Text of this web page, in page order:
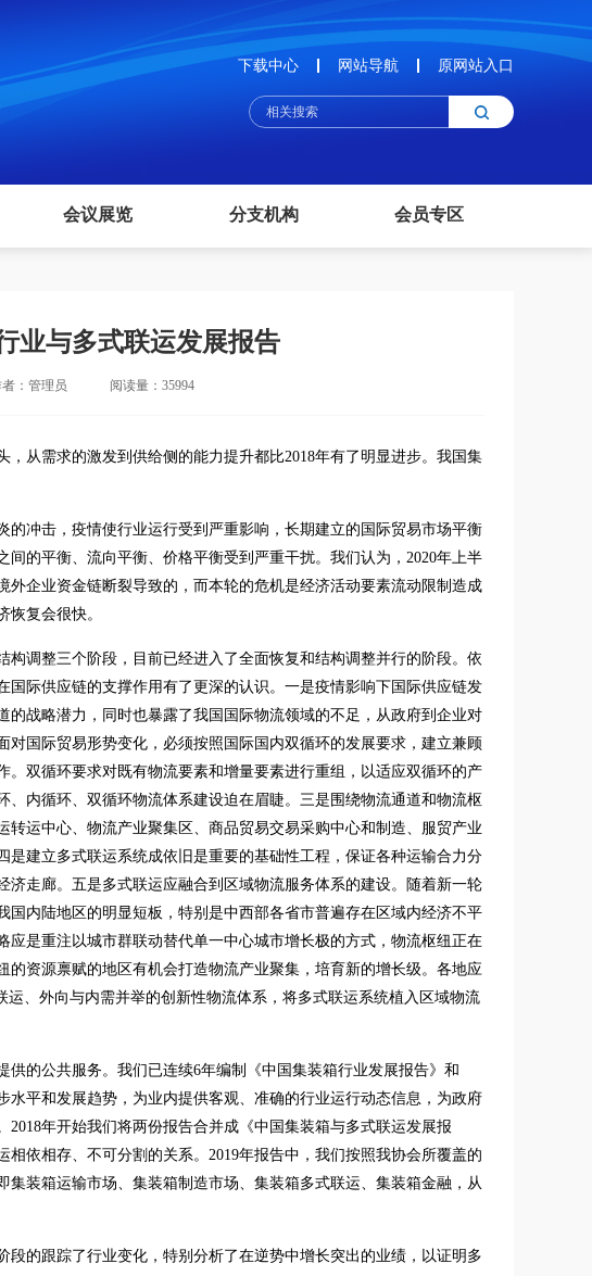
下载中心 网站导航 原网站入口
会议展览 分支机构 会员专区
业与多式联运发展报告
者：管理员 阅读量：35994
从需求的激发到供给侧的能力提升都比2018年有了明显进步。我国集
的冲击，疫情使行业运行受到严重影响，长期建立的国际贸易市场平衡
的平衡、流向平衡、价格平衡受到严重干扰。我们认为，2020年上半
企业资金链断裂导致的，而本轮的危机是经济活动要素流动限制造成
恢复会很快。
调整三个阶段，目前已经进入了全面恢复和结构调整并行的阶段。依
际供应链的支撑作用有了更深的认识。一是疫情影响下国际供应链发
战略潜力，同时也暴露了我国国际物流领域的不足，从政府到企业对
国际贸易形势变化，必须按照国际国内双循环的发展要求，建立兼顾
双循环要求对既有物流要素和增量要素进行重组，以适应双循环的产
内循环、双循环物流体系建设迫在眉睫。三是围绕物流通道和物流枢
运中心、物流产业聚集区、商品贸易交易采购中心和制造、服贸产业
建立多式联运系统成依旧是重要的基础性工程，保证各种运输合力分
走廊。五是多式联运应融合到区域物流服务体系的建设。随着新一轮
内陆地区的明显短板，特别是中西部各省市普遍存在区域内经济不平
是重注以城市群联动替代单一中心城市增长极的方式，物流枢纽正在
资源禀赋的地区有机会打造物流产业聚集，培育新的增长级。各地应
、外向与内需并举的创新性物流体系，将多式联运系统植入区域物流
的公共服务。我们已连续6年编制《中国集装箱行业发展报告》和
水平和发展趋势，为业内提供客观、准确的行业运行动态信息，为政府
年开始我们将两份报告合并成《中国集装箱与多式联运发展报
依相存、不可分割的关系。2019年报告中，我们按照我协会所覆盖的
装箱运输市场、集装箱制造市场、集装箱多式联运、集装箱金融，从
的跟踪了行业变化，特别分析了在逆势中增长突出的业绩，以证明多